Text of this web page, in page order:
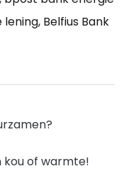
Belfius Bank
kou of warmte!